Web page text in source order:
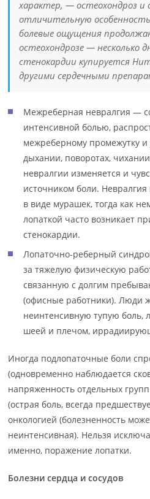
характер, — остеохондроз
отличительную
болевые ощущения
остеохондрозе — несколько
стенокардии купируется
другими сердечными
Межреберная невралгия —
интенсивной болью,
межреберному промежутку
дыхании, поворотах,
невралгии изменяется и
источником боли.
в виде мурашек, тогда как
лопаткой часто возникает
стенокардии.
Лопаточно-реберный
за тяжелую физическую
связанную с долгим
(офисные работники). Люди
неинтенсивную тупую боль,
шеей и плечом,
Иногда подлопаточные боли
(одновременно наблюдается
напряженность отдельных
(острая боль, всегда
онкологией (болезненность
неинтенсивная). Нельзя
именно, поражение лопатки.
Болезни сердца и сосудов